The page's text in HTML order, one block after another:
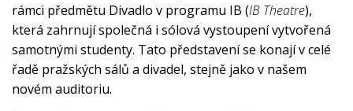
rámci předmětu Divadlo v programu IB (IB Theatre),
která zahrnují společná i sólová vystoupení vytvořená
samotnými studenty. Tato představení se konají v celé
řadě pražských sálů a divadel, stejně jako v našem
novém auditoriu.